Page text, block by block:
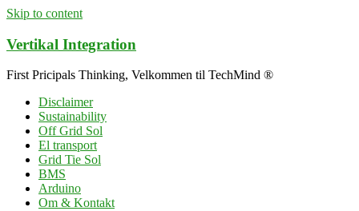
Skip to content
Vertikal Integration
First Pricipals Thinking, Velkommen til TechMind ®
Disclaimer
Sustainability
Off Grid Sol
El transport
Grid Tie Sol
BMS
Arduino
Om & Kontakt